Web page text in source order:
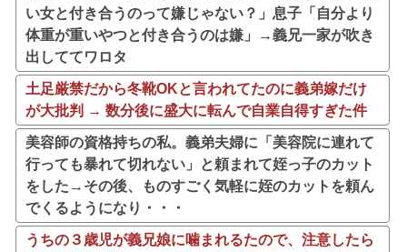
い女と付き合うのって嫌じゃない？」息子「自分より
体重が重いやつと付き合うのは嫌」→義兄一家が吹き
出しててワロタ
土足厳禁だから冬靴OKと言われてたのに義弟嫁だけ
が大批判 → 数分後に盛大に転んで自業自得すぎた件
美容師の資格持ちの私。義弟夫婦に「美容院に連れて
行っても暴れて切れない」と頼まれて姪っ子のカット
をした→その後、ものすごく気軽に姪のカットを頼ん
でくるようになり・・・
うちの３歳児が義兄娘に噛まれるたので、注意したら